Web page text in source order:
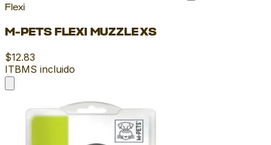
Flexi
M-PETS FLEXI MUZZLE XS
$12.83
ITBMS incluido